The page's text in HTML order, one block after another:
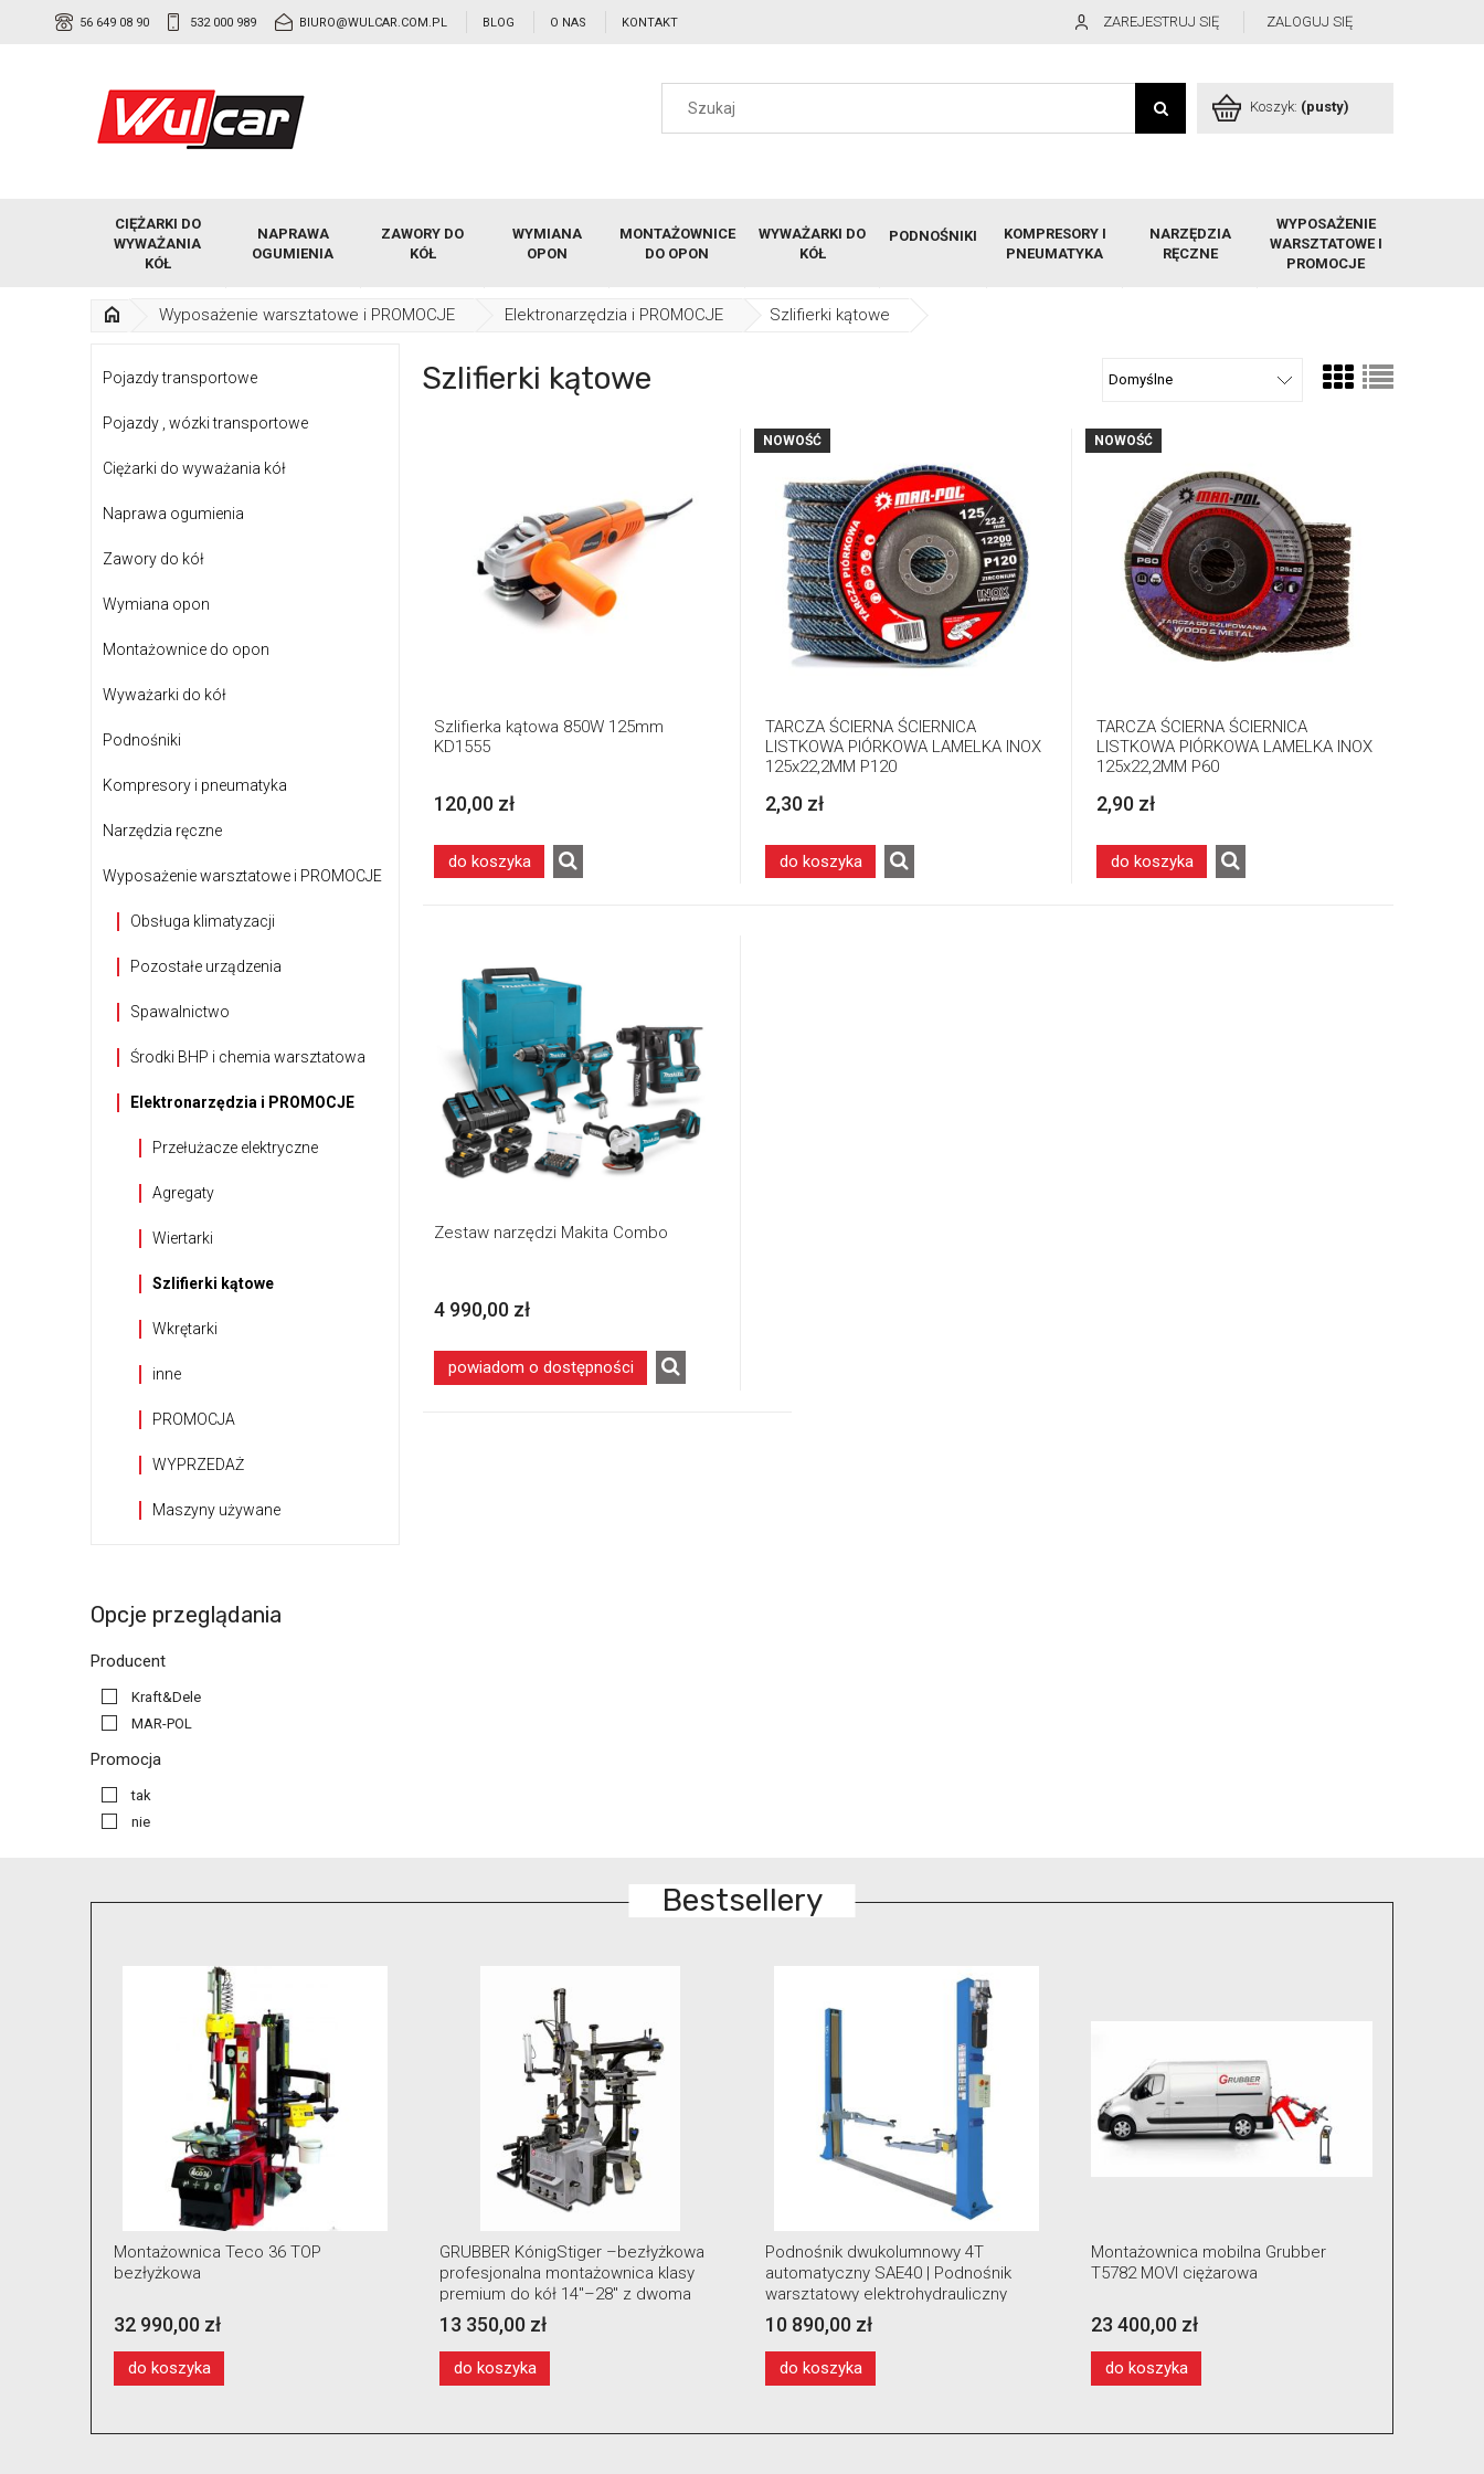
56 649 08 90 532 000 989 BIURO@WULCAR.COM.PL BLOG O NAS KONTAKT ZAREJESTRUJ SIĘ ZALOGUJ SIĘ
Koszyk: (pusty)
CIĘŻARKI DO
WYWAŻANIA
KÓŁ
NAPRAWA
OGUMIENIA
ZAWORY DO
KÓŁ
WYMIANA
OPON
MONTAŻOWNICE
DO OPON
WYWAŻARKI DO
KÓŁ
PODNOŚNIKI
KOMPRESORY I
PNEUMATYKA
NARZĘDZIA
RĘCZNE
WYPOSAŻENIE
WARSZTATOWE I
PROMOCJE
Wyposażenie warsztatowe i PROMOCJE Elektronarzędzia i PROMOCJE Szlifierki kątowe
Pojazdy transportowe
Pojazdy , wózki transportowe
Ciężarki do wyważania kół
Naprawa ogumienia
Zawory do kół
Wymiana opon
Montażownice do opon
Wyważarki do kół
Podnośniki
Kompresory i pneumatyka
Narzędzia ręczne
Wyposażenie warsztatowe i PROMOCJE
Obsługa klimatyzacji
Pozostałe urządzenia
Spawalnictwo
Środki BHP i chemia warsztatowa
Elektronarzędzia i PROMOCJE
Przełużacze elektryczne
Agregaty
Wiertarki
Szlifierki kątowe
Wkrętarki
inne
PROMOCJA
WYPRZEDAŻ
Maszyny używane
Opcje przeglądania
Producent
Kraft&Dele
MAR-POL
Promocja
tak
nie
Szlifierki kątowe
Szlifierka kątowa 850W 125mm
KD1555
120,00 zł
do koszyka
TARCZA ŚCIERNA ŚCIERNICA
LISTKOWA PIÓRKOWA LAMELKA INOX
125x22,2MM P120
2,30 zł
do koszyka
NOWOŚĆ
TARCZA ŚCIERNA ŚCIERNICA
LISTKOWA PIÓRKOWA LAMELKA INOX
125x22,2MM P60
2,90 zł
do koszyka
NOWOŚĆ
Zestaw narzędzi Makita Combo
4 990,00 zł
powiadom o dostępności
Bestsellery
Montażownica Teco 36 TOP
bezłyżkowa
32 990,00 zł
do koszyka
GRUBBER KónigStiger –bezłyżkowa
profesjonalna montażownica klasy
premium do kół 14″–28″ z dwoma
ramionami pomocniczymi i windą
koła
13 350,00 zł
do koszyka
Podnośnik dwukolumnowy 4T
automatyczny SAE40 | Podnośnik
warsztatowy elektrohydrauliczny
10 890,00 zł
do koszyka
Montażownica mobilna Grubber
T5782 MOVI ciężarowa
23 400,00 zł
do koszyka